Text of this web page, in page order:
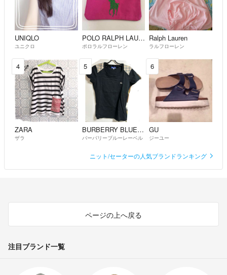
UNIQLO
ユニクロ
POLO RALPH LAUREN
ポロラルフローレン
Ralph Lauren
ラルフローレン
4
ZARA
ザラ
5
BURBERRY BLUE LABEL
バーバリーブルーレーベル
6
GU
ジーユー
ニット/セーターの人気ブランドランキング
ページの上へ戻る
注目ブランド一覧